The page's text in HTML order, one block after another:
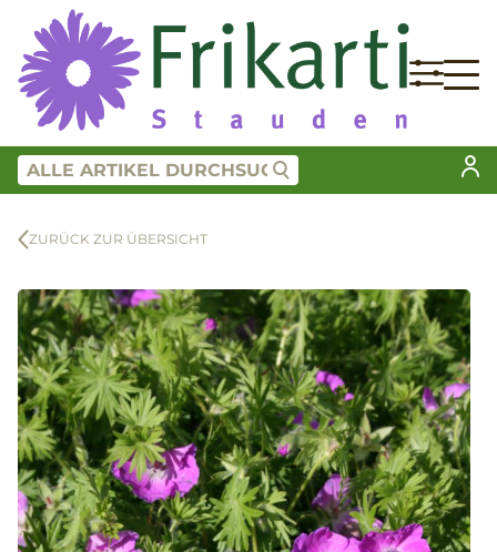
ZURÜCK ZUR ÜBERSICHT